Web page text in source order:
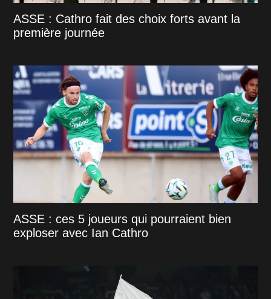
ASSE : Cathro fait des choix forts avant la
première journée
ASSE : ces 5 joueurs qui pourraient bien
exploser avec Ian Cathro